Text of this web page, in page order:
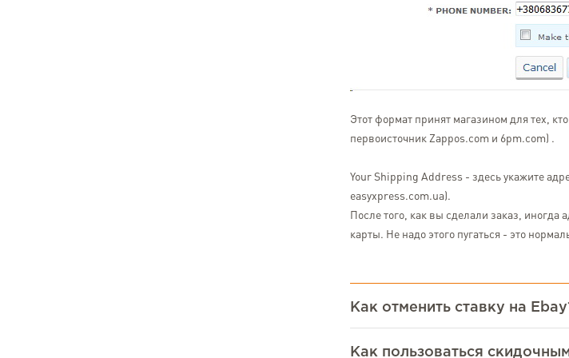
Этот формат принят магазином для тех,
первоисточник Zappos.com и 6pm.com) .
Your Shipping Address - здесь укажите
easyxpress.com.ua).
После того, как вы сделали заказ,
карты. Не надо этого пугаться - это
Как отменить ставку на
Как пользоваться